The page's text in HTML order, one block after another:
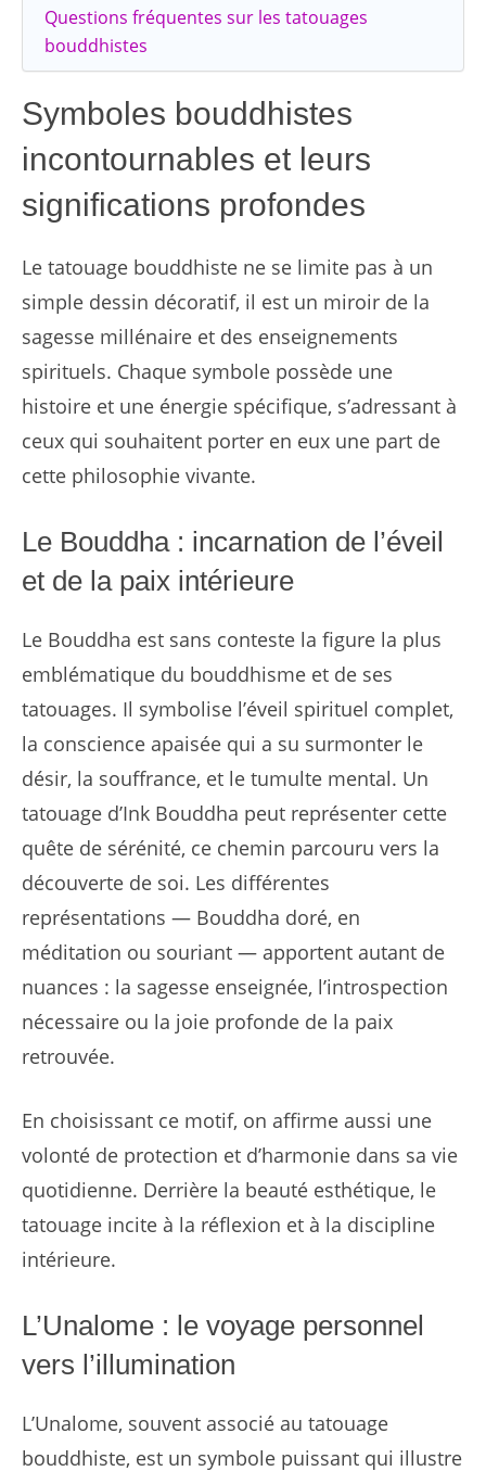
Questions fréquentes sur les tatouages
bouddhistes
Symboles bouddhistes
incontournables et leurs
significations profondes
Le tatouage bouddhiste ne se limite pas à un
simple dessin décoratif, il est un miroir de la
sagesse millénaire et des enseignements
spirituels. Chaque symbole possède une
histoire et une énergie spécifique, s’adressant à
ceux qui souhaitent porter en eux une part de
cette philosophie vivante.
Le Bouddha : incarnation de l’éveil
et de la paix intérieure
Le Bouddha est sans conteste la figure la plus
emblématique du bouddhisme et de ses
tatouages. Il symbolise l’éveil spirituel complet,
la conscience apaisée qui a su surmonter le
désir, la souffrance, et le tumulte mental. Un
tatouage d’Ink Bouddha peut représenter cette
quête de sérénité, ce chemin parcouru vers la
découverte de soi. Les différentes
représentations — Bouddha doré, en
méditation ou souriant — apportent autant de
nuances : la sagesse enseignée, l’introspection
nécessaire ou la joie profonde de la paix
retrouvée.
En choisissant ce motif, on affirme aussi une
volonté de protection et d’harmonie dans sa vie
quotidienne. Derrière la beauté esthétique, le
tatouage incite à la réflexion et à la discipline
intérieure.
L’Unalome : le voyage personnel
vers l’illumination
L’Unalome, souvent associé au tatouage
bouddhiste, est un symbole puissant qui illustre